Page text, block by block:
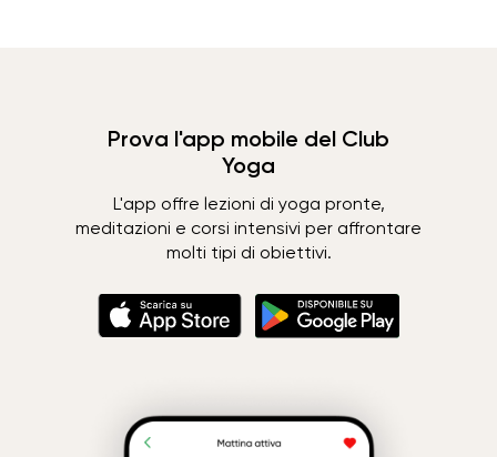
Prova l'app mobile del Club
Yoga
L'app offre lezioni di yoga pronte,
meditazioni e corsi intensivi per affrontare
molti tipi di obiettivi.